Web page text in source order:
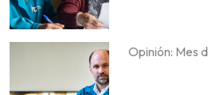
Opinión: Mes